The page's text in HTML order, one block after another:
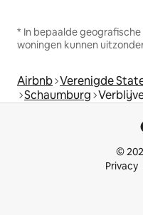
* In bepaalde
woningen kunnen
Airbnb Verenigde
Schaumburg
©
Privacy